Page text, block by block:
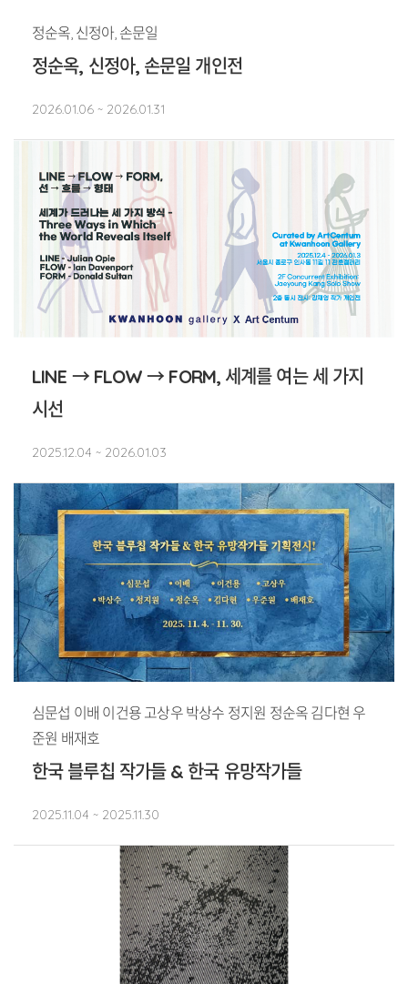
정순옥, 신정아, 손문일
정순옥, 신정아, 손문일 개인전
2026.01.06 ~ 2026.01.31
LINE → FLOW → FORM, 세계를 여는 세 가지
시선
2025.12.04 ~ 2026.01.03
심문섭 이배 이건용 고상우 박상수 정지원 정순옥 김다현 우
준원 배재호
한국 블루칩 작가들 & 한국 유망작가들
2025.11.04 ~ 2025.11.30